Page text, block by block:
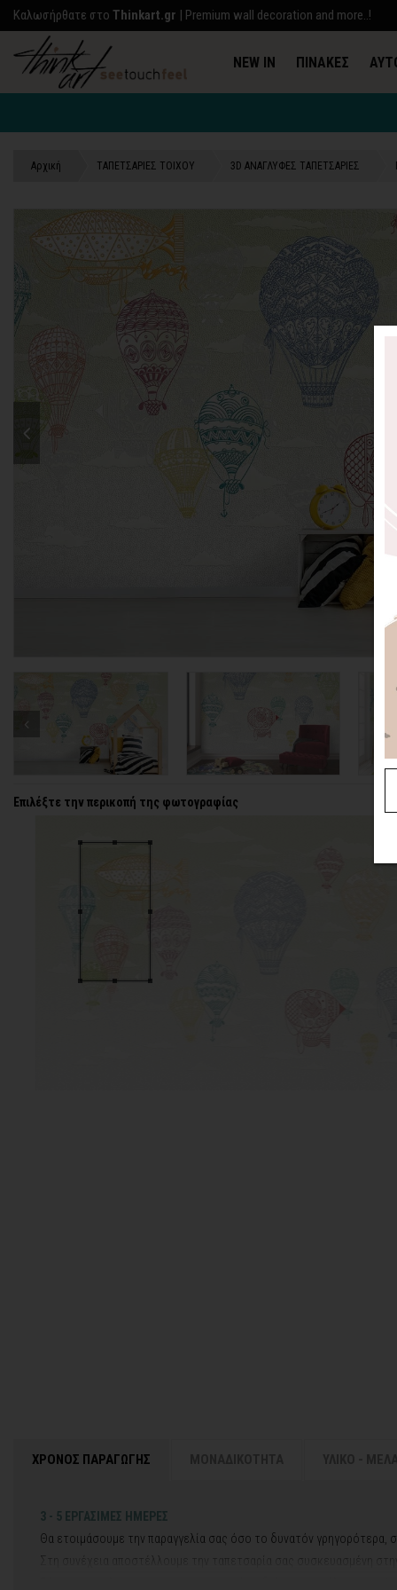
Kαλωσήρθατε στο Thinkart.gr | Premium wall decoration and more..!
NEW IN ΠΙΝΑΚΕΣ
Αρχική TΑΠΕΤΣΑΡΙΕΣ ΤΟΙΧΟΥ 3D AΝΑΓΛΥΦΕΣ TΑΠΕΤΣΑΡΙΕΣ
Επιλέξτε την περικοπή της φωτογραφίας
ΧΡΟΝΟΣ ΠΑΡΑΓΩΓΗΣ
3 - 5 ΕΡΓΑΣΙΜΕΣ ΗΜΕΡΕΣ
Θα ετοιμάσουμε την παραγγελία σας όσο το δυνατόν γρηγορότερα,
Στη συνέχεια αποστέλλουμε την ταπετσαρία σας συσκευασμένη στην